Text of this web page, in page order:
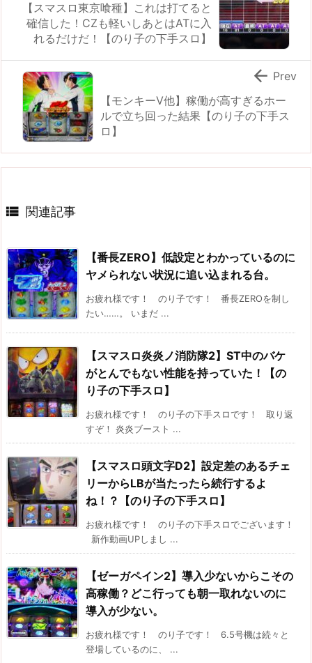
【スマスロ東京喰種】これは打てると
確信した！CZも軽いしあとはATに入
れるだけだ！【のり子の下手スロ】
【モンキーV他】稼働が高すぎるホー
ルで立ち回った結果【のり子の下手ス
ロ】
 Prev
 関連記事
【番長ZERO】低設定とわかっているのに
ヤメられない状況に追い込まれる台。
お疲れ様です！ のり子です！ 番長ZEROを制し
たい……。 いまだ ...
【スマスロ炎炎ノ消防隊2】ST中のバケ
がとんでもない性能を持っていた！【の
り子の下手スロ】
お疲れ様です！ のり子の下手スロです！ 取り返
すぞ！ 炎炎ブースト ...
【スマスロ頭文字D2】設定差のあるチェ
リーからLBが当たったら続行するよ
ね！？【のり子の下手スロ】
お疲れ様です！ のり子の下手スロでございます！
新作動画UPしまし ...
【ゼーガペイン2】導入少ないからこその
高稼働？どこ行っても朝一取れないのに
導入が少ない。
お疲れ様です！ のり子です！ 6.5号機は続々と
登場しているのに、 ...